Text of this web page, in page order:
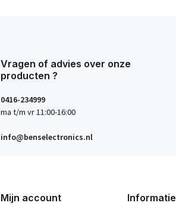
Vragen of advies over onze
producten ?
0416-234999
ma t/m vr 11:00-16:00
info@benselectronics.nl
Mijn account Informatie